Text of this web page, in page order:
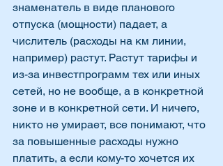
знаменатель в виде планового
отпуска (мощности) падает, а
числитель (расходы на км линии,
например) растут. Растут тарифы и
из-за инвестпрограмм тех или иных
сетей, но не вообще, а в конкретной
зоне и в конкретной сети. И ничего,
никто не умирает, все понимают, что
за повышенные расходы нужно
платить, а если кому-то хочется их